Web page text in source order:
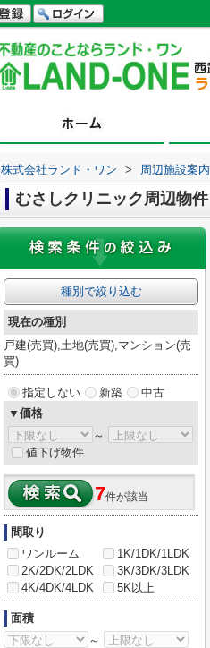
株式会社ランド・ワン > 周辺施設案内
むさしクリニック周辺物件
種別で絞り込む
現在の種別
戸建(売買),土地(売買),マンション(売
買)
指定しない 新築
中古
▼価格
～
値下げ物件
7件が該当
間取り
ワンルーム
1K/1DK/1LDK
2K/2DK/2LDK
3K/3DK/3LDK
4K/4DK/4LDK
5K以上
面積
～